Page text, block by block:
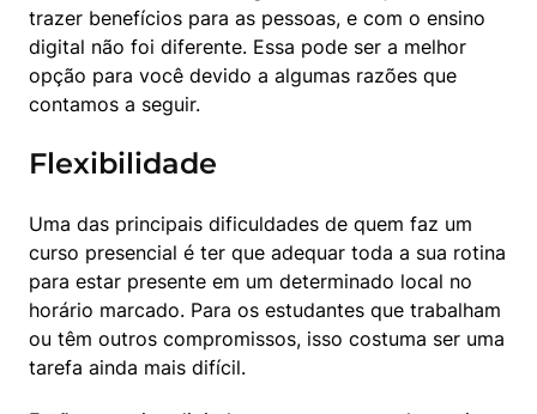
trazer benefícios para as pessoas, e com o ensino
digital não foi diferente. Essa pode ser a melhor
opção para você devido a algumas razões que
contamos a seguir.
Flexibilidade
Uma das principais dificuldades de quem faz um
curso presencial é ter que adequar toda a sua rotina
para estar presente em um determinado local no
horário marcado. Para os estudantes que trabalham
ou têm outros compromissos, isso costuma ser uma
tarefa ainda mais difícil.